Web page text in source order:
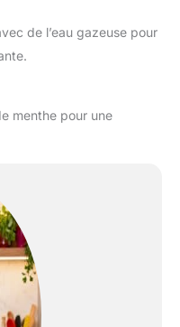
de l’eau gazeuse pour
menthe pour une